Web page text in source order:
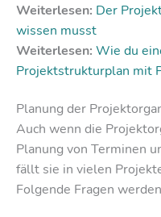
Weiterlesen: Der
wissen musst
Weiterlesen: Wie du
Projektstrukturplan mit
Planung der
Auch wenn die
Planung von Terminen
fällt sie in vielen
Folgende Fragen